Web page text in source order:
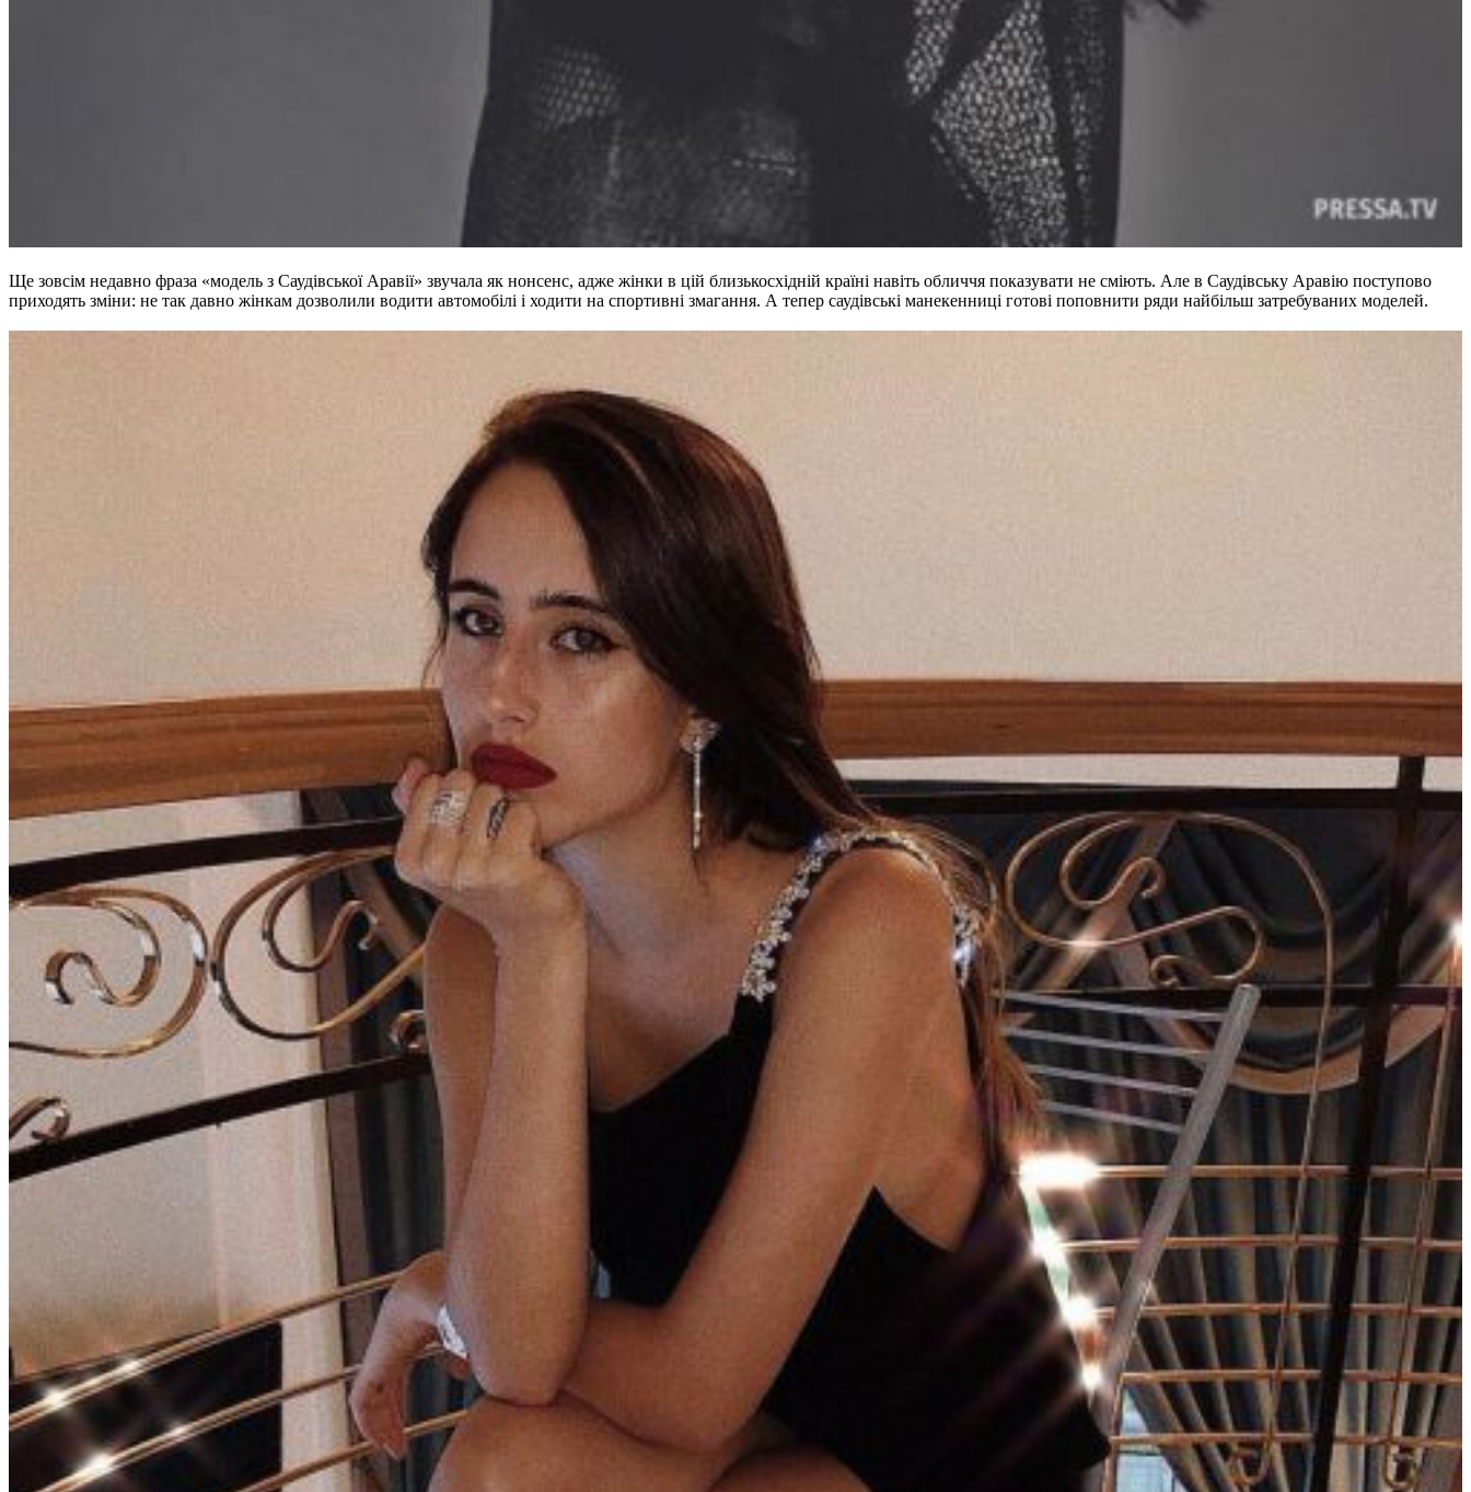
Ще зовсім недавно фраза «модель з Саудівської Аравії» звучала як нонсенс, адже жінки в цій близькосхідній країні навіть обличчя показувати не сміють. Але в Саудівську Аравію поступово
приходять зміни: не так давно жінкам дозволили водити автомобілі і ходити на спортивні змагання. А тепер саудівські манекенниці готові поповнити ряди найбільш затребуваних моделей.